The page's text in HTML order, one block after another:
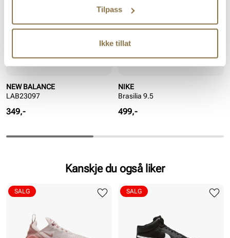
Tilpass
Ikke tillat
NEW BALANCE
LAB23097
Pris
349,-
NIKE
Brasilia 9.5
Pris
499,-
Kanskje du også liker
SALG SALG